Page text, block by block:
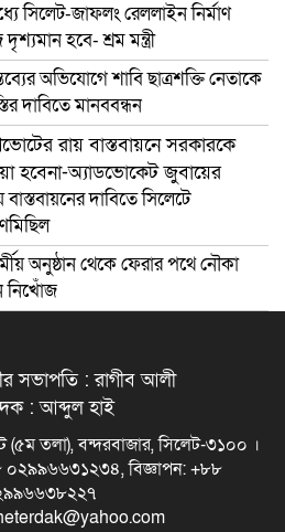
সিলেট-জাফলং রেললাইন নির্মাণ
হবে- শ্রম মন্ত্রী
অভিযোগে শাবি ছাত্রশক্তি নেতাকে
দাবিতে মানববন্ধন
রায় বাস্তবায়নে সরকারকে
হবেনা-অ্যাডভোকেট জুবায়ের
দাবিতে সিলেটে
অনুষ্ঠান থেকে ফেরার পথে নৌকা
নিখোঁজ
সভাপতি : রাগীব আলী
: আব্দুল হাই
(৫ম তলা), বন্দরবাজার, সিলেট-৩১০০ ।
০২৯৯৬৬৩১২৩৪, বিজ্ঞাপন: +৮৮